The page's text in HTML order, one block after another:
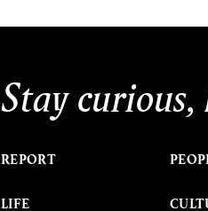
Stay curious,
REPORT
LIFE